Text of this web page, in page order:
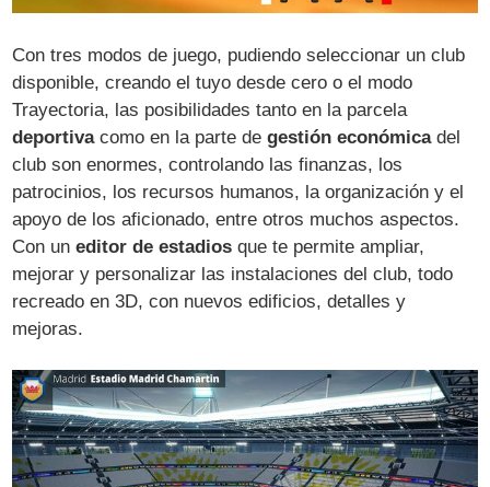
Con tres modos de juego, pudiendo seleccionar un club
disponible, creando el tuyo desde cero o el modo
Trayectoria, las posibilidades tanto en la parcela
deportivacomo en la parte degestión económicadel
club son enormes, controlando las finanzas, los
patrocinios, los recursos humanos, la organización y el
apoyo de los aficionado, entre otros muchos aspectos.
Con uneditor de estadios que te permite ampliar,
mejorar y personalizar las instalaciones del club, todo
recreado en 3D, con nuevos edificios, detalles y
mejoras.